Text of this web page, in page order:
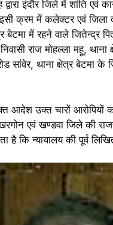
इंदौर जिले में शांति एवं
इसी क्रम में कलेक्टर एवं
में रहने वाले जितेन्द्र
राज मोहल्ला महू,
सांवेर, थाना क्षेत्र बेटमा
आदेश उक्त चारों आरोपियों
एवं खण्डवा जिले की
है कि न्यायालय की पूर्व